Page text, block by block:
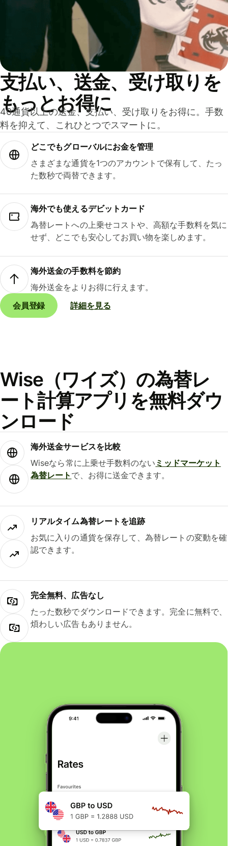
支払い、送金、受け取りを
もっとお得に
40通貨以上の送金、支払い、受け取りをお得に。手数
料を抑えて、これひとつでスマートに。
どこでもグ⁠ロ⁠ー⁠バ⁠ルにお金を管理
さまざまな通貨を1つのアカウントで保有して、たっ
た数秒で両替できます。
海外でも使えるデビットカード
為替レートへの上乗せコストや、高額な手数料を気に
せず、どこでも安心してお買い物を楽しめます。
海外送金の手数料を節約
海外送金をよりお得に行えます。
会員登録
詳細を見る
Wise（ワイズ）の為替レ
ート計算アプリを無料ダウ
ンロード
海外送金サービスを比較
Wiseなら常に上乗せ手数料のない ミッドマーケット
為替レート で、お得に送金できます。
リアルタイム為替レートを追跡
お気に入りの通貨を保存して、為替レートの変動を確
認できます。
完全無料、広告なし
たった数秒でダウンロードできます。完全に無料で、
煩わしい広告もありません。